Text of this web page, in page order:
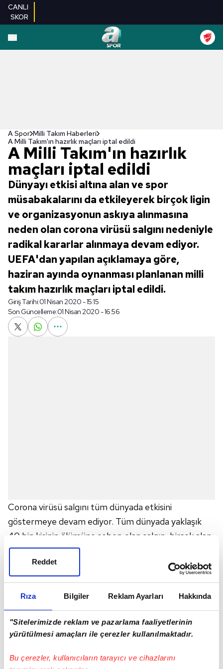
Rıza Bilgiler Reklam Ayarları Hakkında
"Sitelerimizde reklam ve pazarlama faaliyetlerinin
yürütülmesi amaçları ile çerezler kullanılmaktadır.
Bu çerezler, kullanıcıların tarayıcı ve cihazlarını
Reddet
CANLI
SKOR
A Spor Milli Takım Haberleri
A Milli Takım'ın hazırlık maçları iptal edildi
A Milli Takım'ın hazırlık
maçları iptal edildi
Dünyayı etkisi altına alan ve spor
müsabakalarını da etkileyerek birçok ligin
ve organizasyonun askıya alınmasına
neden olan corona virüsü salgını nedeniyle
radikal kararlar alınmaya devam ediyor.
UEFA'dan yapılan açıklamaya göre,
haziran ayında oynanması planlanan milli
takım hazırlık maçları iptal edildi.
Giriş Tarihi:01 Nisan 2020 - 15:15
Son Güncelleme:01 Nisan 2020 - 16:56
Corona virüsü salgını tüm dünyada etkisini
göstermeye devam ediyor. Tüm dünyada yaklaşık
40 bin kişinin ölümüne sebep olan salgın, birçok alan
gibi sporuda olumsuz etkiledi. Özellikle Avrupa'da
ölüm sayıları her geçen gün artmaya devam ediyor.
UEFA, bu salgın hakkında yeni kararlar ve önlemler
almaya devam ediyor. Yaşanan son dakika
gelişmesine görö A Milli Takım'ın hazırlık maçları iptal
edildi.
A MİLLİ TAKIM HAZIRLIK MAÇLARI ERTELENDİ
kapsamında ligler ve turnuvalar askıya alınırken,